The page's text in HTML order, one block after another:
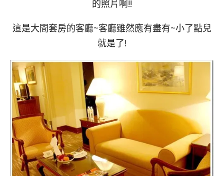
的照片啊!!
這是大間套房的客廳~客廳雖然應有盡有~小了點兒
就是了!